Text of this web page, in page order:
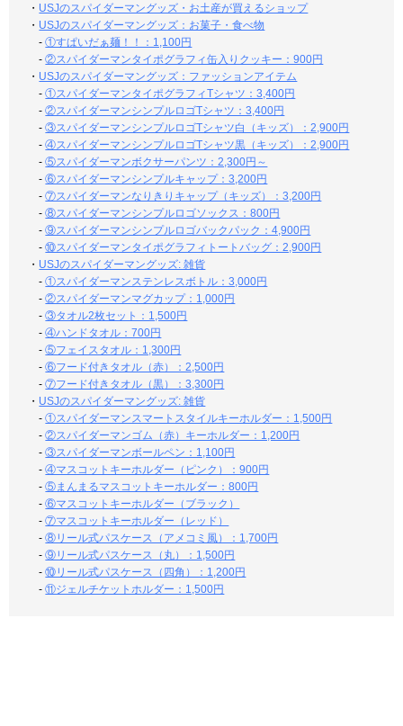
・ USJのスパイダーマングッズ・お土産が買えるショップ
・ USJのスパイダーマングッズ：お菓子・食べ物
-①すぱいだぁ麺！！：1,100円
-②スパイダーマンタイポグラフィ缶入りクッキー：900円
・ USJのスパイダーマングッズ：ファッションアイテム
-①スパイダーマンタイポグラフィTシャツ：3,400円
-②スパイダーマンシンプルロゴTシャツ：3,400円
-③スパイダーマンシンプルロゴTシャツ白（キッズ）：2,900円
-④スパイダーマンシンプルロゴTシャツ黒（キッズ）：2,900円
-⑤スパイダーマンボクサーパンツ：2,300円～
-⑥スパイダーマンシンプルキャップ：3,200円
-⑦スパイダーマンなりきりキャップ（キッズ）：3,200円
-⑧スパイダーマンシンプルロゴソックス：800円
-⑨スパイダーマンシンプルロゴバックパック：4,900円
-⑩スパイダーマンタイポグラフィトートバッグ：2,900円
・ USJのスパイダーマングッズ: 雑貨
-①スパイダーマンステンレスボトル：3,000円
-②スパイダーマンマグカップ：1,000円
-③タオル2枚セット：1,500円
-④ハンドタオル：700円
-⑤フェイスタオル：1,300円
-⑥フード付きタオル（赤）：2,500円
-⑦フード付きタオル（黒）：3,300円
・ USJのスパイダーマングッズ: 雑貨
-①スパイダーマンスマートスタイルキーホルダー：1,500円
-②スパイダーマンゴム（赤）キーホルダー：1,200円
-③スパイダーマンボールペン：1,100円
-④マスコットキーホルダー（ピンク）：900円
-⑤まんまるマスコットキーホルダー：800円
-⑥マスコットキーホルダー（ブラック）
-⑦マスコットキーホルダー（レッド）
-⑧リール式パスケース（アメコミ風）：1,700円
-⑨リール式パスケース（丸）：1,500円
-⑩リール式パスケース（四角）：1,200円
-⑪ジェルチケットホルダー：1,500円